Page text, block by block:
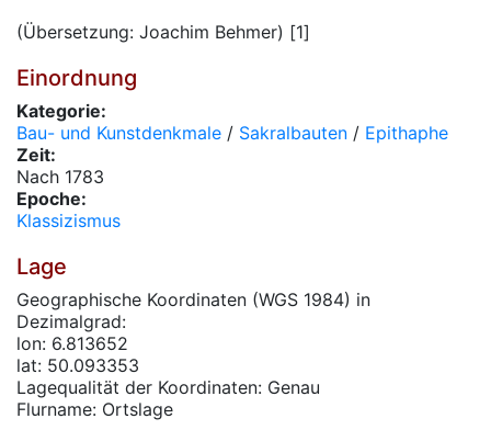
(Übersetzung: Joachim Behmer) [1]
Einordnung
Kategorie:
Bau- und Kunstdenkmale / Sakralbauten / Epithaphe
Zeit:
Nach 1783
Epoche:
Klassizismus
Lage
Geographische Koordinaten (WGS 1984) in
Dezimalgrad:
lon: 6.813652
lat: 50.093353
Lagequalität der Koordinaten: Genau
Flurname: Ortslage